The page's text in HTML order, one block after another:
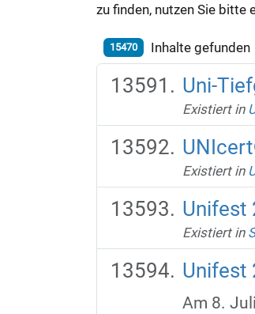
zu finden, nutzen Sie bitte
15470 Inhalte gefunden
Uni-
Existiert in
Existiert in
Unifest
Existiert in
Unifest
Am 8.